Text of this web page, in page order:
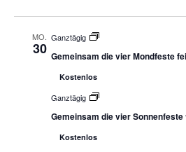
MO.
30
Ganztägig
Gemeinsam die vier Mondfeste
Kostenlos
Ganztägig
Gemeinsam die vier
Kostenlos